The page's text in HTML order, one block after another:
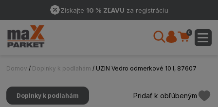
Získajte 10 % ZĽAVU za registráciu
0
Domov / Doplnky k podlahám / UZIN Vedro odmerkové 10 l, 87607
Doplnky k podlahám Pridať k obľúbeným